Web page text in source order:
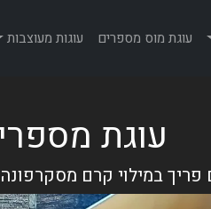
עוגת מוס מספרים עוגות מעוצבות
עוגת מספרים
במילוי קרם מסקרפונה